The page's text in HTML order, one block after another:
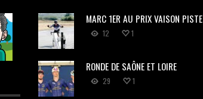
MARC 1ER AU PRIX VAISON PISTE
12 1
RONDE DE SAÔNE ET LOIRE
29 1